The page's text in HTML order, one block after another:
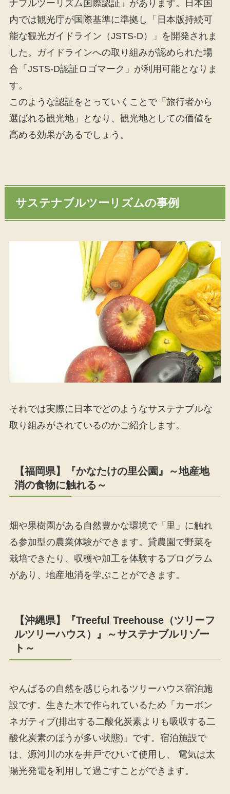
ナブルツーリズム国際認証」があります。日本国
内では観光庁が国際基準に準拠し「日本版持続可
能な観光ガイドライン（JSTS-D）」を開発されま
した。ガイドラインへの取り組みが認められた場
合「JSTS-D認証ロゴマーク」が利用可能となりま
す。
このような認証をとっていくことで「旅行者から
選ばれる観光地」となり、観光地としての価値を
高める効果があるでしょう。
サステナブルツーリズムの事例
それでは実際に日本でどのようなサステナブルな
取り組みがされているのかご紹介します。
【福岡県】『かなたけの里公園』～地産地
消の食物に触れる～
畑や果樹園がある自然豊かな環境で「里」に触れ
る参加型の農業体験ができます。貸農園で野菜を
栽培できたり、収穫や加工を体験するプログラム
があり、地産地消を学ぶことができます。
【沖縄県】『Treeful Treehouse（ツリーフ
ルツリーハウス）』～サステナブルリゾー
ト～
やんばるの自然を感じられるツリーハウス宿泊施
設です。生きた木で作られているため「カーボン
ネガティブ(排出する二酸化炭素よりも吸収する二
酸化炭素のほうが多い状態)」です。宿泊施設で
は、源河川の水を井戸でひいて使用し、 電気は太
陽光発電を利用して過ごすことができます。